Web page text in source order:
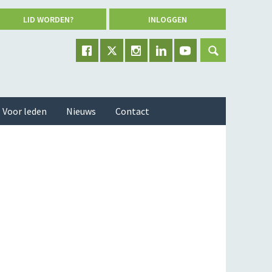
LID WORDEN? INLOGGEN
Voor leden Nieuws Contact